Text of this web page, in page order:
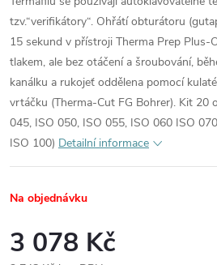
tzv.“verifikátory“. Ohřátí obturátoru
15 sekund v přístroji Therma Prep Plus-
tlakem, ale bez otáčení a šroubování,
kanálku a rukojeť oddělena pomocí
vrtáčku (Therma-Cut FG Bohrer). Kit 20
045, ISO 050, ISO 055, ISO 060 ISO
ISO 100) Detailní informace
Na objednávku
3 078 Kč